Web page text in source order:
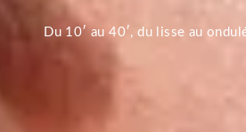
Du 10′ au 40′, du lisse au